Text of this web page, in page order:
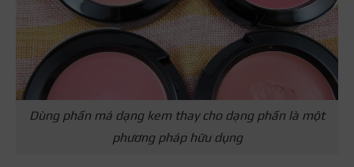
Dùng phấn má dạng kem thay cho dạng phấn là một
phương pháp hữu dụng